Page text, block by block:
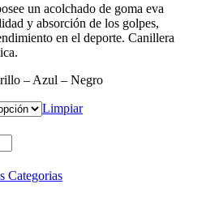
un acolchado de goma eva
y absorción de los golpes,
en el deporte. Canillera
– Azul – Negro
Limpiar
Categorias